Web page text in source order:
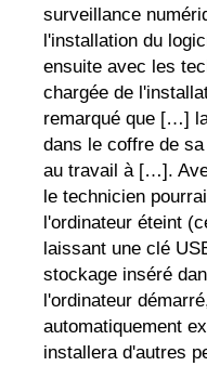
surveillance
l'installation du
ensuite avec les
chargée de
remarqué que […]
dans le coffre de
au travail à […].
le technicien
l'ordinateur éteint
laissant une clé
stockage inséré
l'ordinateur
automatiquement
installera d'autres